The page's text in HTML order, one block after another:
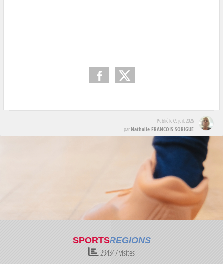
Publié le09 juil. 2026
parNathalie FRANCOIS SORIGUE
SPORTSREGIONS
294347visites